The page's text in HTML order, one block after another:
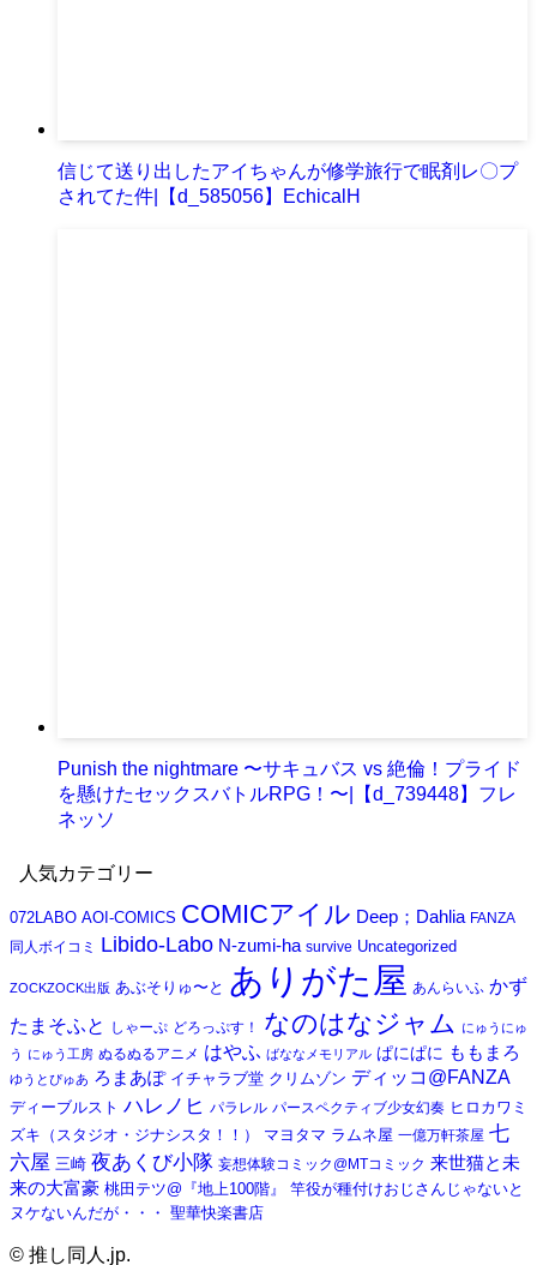
信じて送り出したアイちゃんが修学旅行で眠剤レ〇プ
されてた件|【d_585056】EchicalH
Punish the nightmare 〜サキュバス vs 絶倫！プライド
を懸けたセックスバトルRPG！〜|【d_739448】フレ
ネッソ
人気カテゴリー
072LABO AOI-COMICS COMICアイル Deep；Dahlia FANZA
同人ボイコミ
Libido-Labo N-zumi-ha survive Uncategorized
ZOCKZOCK出版 あぶそりゅ〜と ありがた屋 あんらいふ かず
たまそふと
しゃーぷ どろっぷす！ なのはなジャム
にゅうにゅ
う
にゅう工房 ぬるぬるアニメ はやふ ばななメモリアル ぱにぱに ももまろ
ゆうとぴゅあ ろまあぽ イチャラブ堂 クリムゾン ディッコ@FANZA
ディーブルスト ハレノヒ パラレル パースペクティブ少女幻奏 ヒロカワミ
ズキ（スタジオ・ジナシスタ！！）
マヨタマ ラムネ屋 一億万軒茶屋 七
六屋 三崎 夜あくび小隊 妄想体験コミック@MTコミック 来世猫と未
来の大富豪 桃田テツ@『地上100階』
竿役が種付けおじさんじゃないと
ヌケないんだが・・・
聖華快楽書店
© 推し同人.jp.